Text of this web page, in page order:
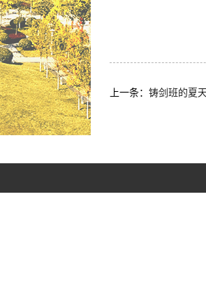
上一条： 铸剑班的夏